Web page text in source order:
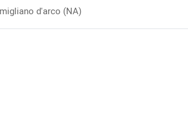
d'arco (NA)